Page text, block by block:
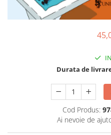
7-10 ani
Adulți
Editura Arthur
Editura Bookzone
Editura Cartea Copiilor
Durata de
Cod Produs:
Ai nevoie de